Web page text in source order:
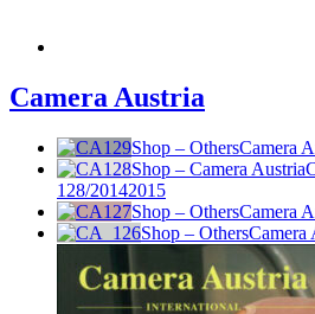
Camera Austria
Shop – OthersCamera
Shop – Camera Austria
128/20142015
Shop – OthersCamera
Shop – OthersCamera